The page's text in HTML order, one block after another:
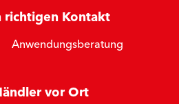
richtigen Kontakt
Anwendungsberatung
vor Ort